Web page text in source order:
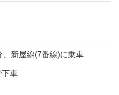
新屋線(7番線)に乗車
下車